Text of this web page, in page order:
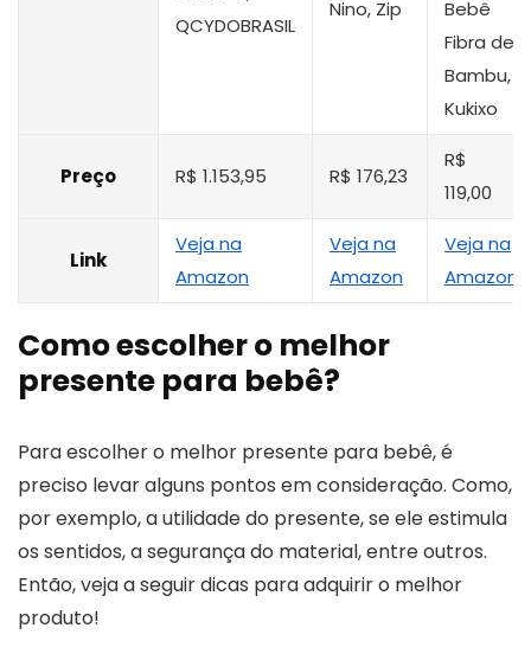
QCYDOBRASIL
Nino, Zip
Bebê
Fibra de
Bambu,
Kukixo
Preço R$ 1.153,95 R$ 176,23
R$
119,00
Link
Veja na
Amazon
Veja na
Amazon
Veja na
Amazon
Como escolher o melhor
presente para bebê?
Para escolher o melhor presente para bebê, é
preciso levar alguns pontos em consideração. Como,
por exemplo, a utilidade do presente, se ele estimula
os sentidos, a segurança do material, entre outros.
Então, veja a seguir dicas para adquirir o melhor
produto!